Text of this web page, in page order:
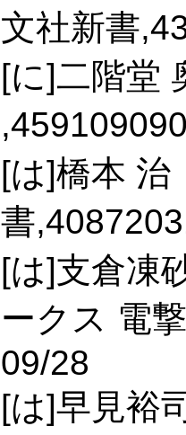
文社新書
[に]二階堂
[は]橋本 治
書
[は]支倉凍
ークス 電
09/28
[は]早見裕